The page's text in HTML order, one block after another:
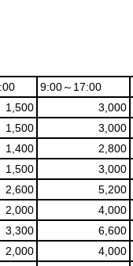
9:00～17:00
1,500 3,000
1,500 3,000
1,400 2,800
1,500 3,000
2,600 5,200
2,000 4,000
3,300 6,600
2,000 4,000